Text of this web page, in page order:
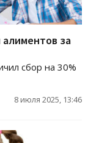
за
сбор на 30%
8 июля 2025, 13:46